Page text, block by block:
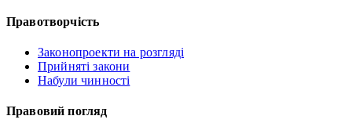
Правотворчість
Законопроекти на розгляді
Прийняті закони
Набули чинності
Правовий погляд